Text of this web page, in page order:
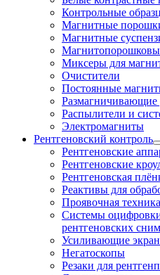
Контрольные
Магнитные
Магнитные
Миксеры для
Очистители
Постоянные
Размагничивающие
Распылители и
Электромагниты
Рентгеновский контроль
Рентгеновские
Рентгеновские
Рентгеновская
Реактивы для
Проявочная
Системы
рентгеновских
Усиливающие
Негатоскопы
Резаки для